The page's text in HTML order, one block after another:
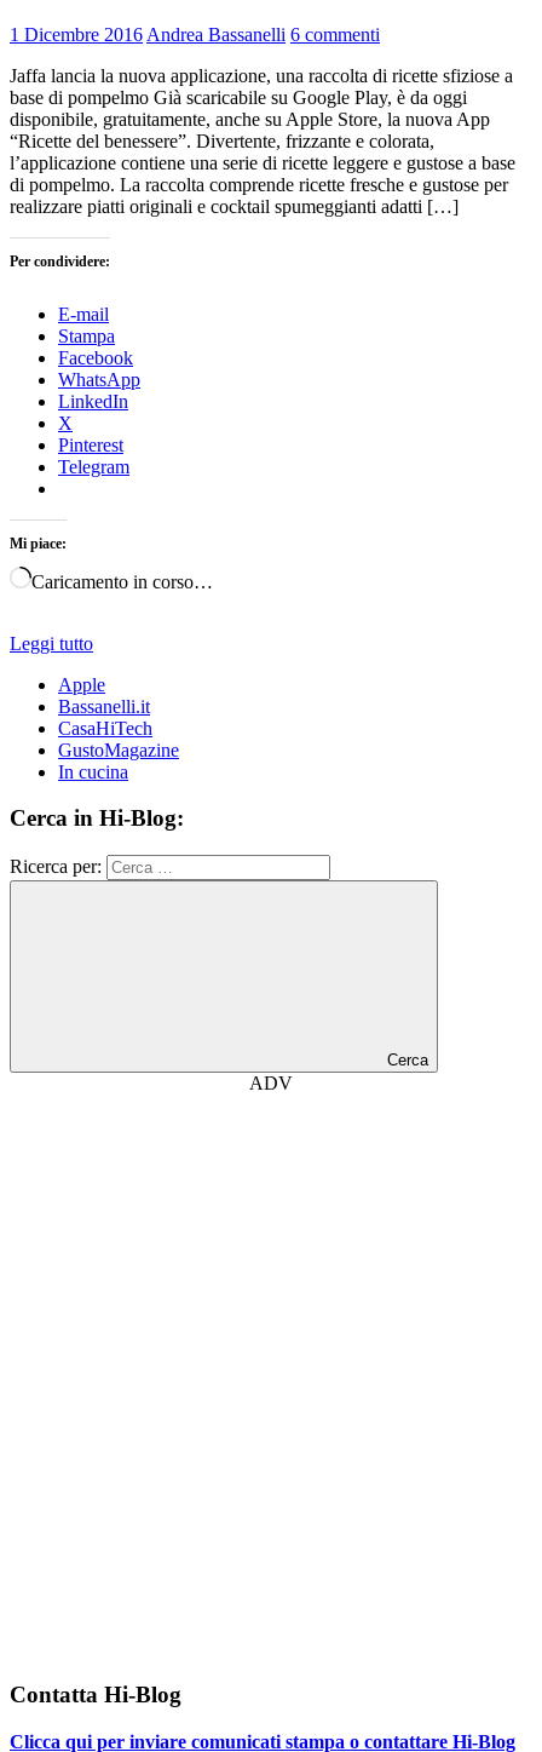
1 Dicembre 2016 Andrea Bassanelli 6 commenti
Jaffa lancia la nuova applicazione, una raccolta di ricette sfiziose a
base di pompelmo Già scaricabile su Google Play, è da oggi
disponibile, gratuitamente, anche su Apple Store, la nuova App
“Ricette del benessere”. Divertente, frizzante e colorata,
l’applicazione contiene una serie di ricette leggere e gustose a base
di pompelmo. La raccolta comprende ricette fresche e gustose per
realizzare piatti originali e cocktail spumeggianti adatti […]
Per condividere:
E-mail
Stampa
Facebook
WhatsApp
LinkedIn
X
Pinterest
Telegram
Mi piace:
Caricamento in corso…
Leggi tutto
Apple
Bassanelli.it
CasaHiTech
GustoMagazine
In cucina
Cerca in Hi-Blog:
Ricerca per:
Cerca
ADV
Contatta Hi-Blog
Clicca qui per inviare comunicati stampa o contattare Hi-Blog